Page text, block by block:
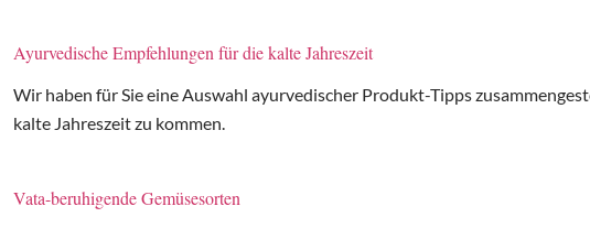
Ayurvedische Empfehlungen für die kalte Jahreszeit
Wir haben für Sie eine Auswahl ayurvedischer Produkt-Tipps
kalte Jahreszeit zu kommen.
Vata-beruhigende Gemüsesorten